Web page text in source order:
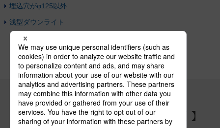
埋込穴がφ125以外
浅型ダウンライト
パナソニックの電気設備 SNSアカウント